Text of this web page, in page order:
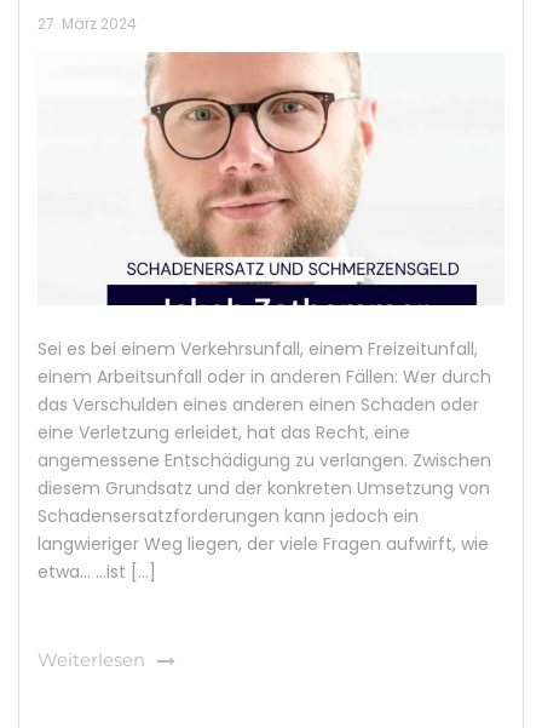
27. März 2024
Sei es bei einem Verkehrsunfall, einem Freizeitunfall,
einem Arbeitsunfall oder in anderen Fällen: Wer durch
das Verschulden eines anderen einen Schaden oder
eine Verletzung erleidet, hat das Recht, eine
angemessene Entschädigung zu verlangen. Zwischen
diesem Grundsatz und der konkreten Umsetzung von
Schadensersatzforderungen kann jedoch ein
langwieriger Weg liegen, der viele Fragen aufwirft, wie
etwa… …ist […]
Weiterlesen